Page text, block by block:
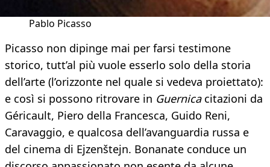
Pablo Picasso
Picasso non dipinge mai per farsi testimone
storico, tutt’al più vuole esserlo solo della storia
dell’arte (l’orizzonte nel quale si vedeva proiettato):
e così si possono ritrovare in Guernicacitazioni da
Géricault, Piero della Francesca, Guido Reni,
Caravaggio, e qualcosa dell’avanguardia russa e
del cinema di Ejzenštejn. Bonanate conduce un